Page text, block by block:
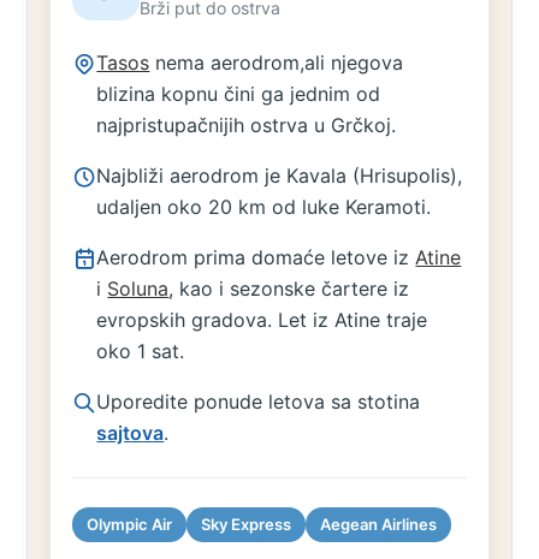
Brži put do ostrva
Tasos nema aerodrom,ali njegova
blizina kopnu čini ga jednim od
najpristupačnijih ostrva u Grčkoj.
Najbliži aerodrom je Kavala (Hrisupolis),
udaljen oko 20 km od luke Keramoti.
Aerodrom prima domaće letove izAtine
i Soluna, kao i sezonske čartere iz
evropskih gradova. Let iz Atine traje
oko 1 sat.
Uporedite ponude letova sa stotina
sajtova.
Olympic Air Sky Express Aegean Airlines